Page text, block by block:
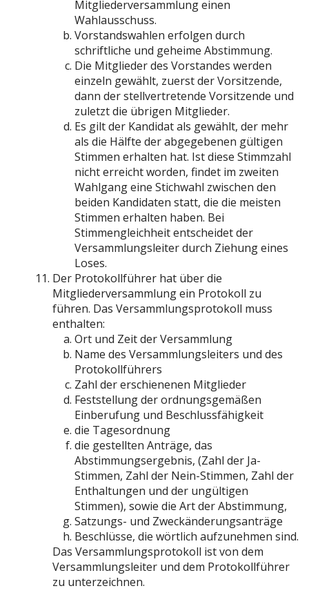
Mitgliederversammlung einen
Wahlausschuss.
Vorstandswahlen erfolgen durch
schriftliche und geheime Abstimmung.
Die Mitglieder des Vorstandes werden
einzeln gewählt, zuerst der Vorsitzende,
dann der stellvertretende Vorsitzende und
zuletzt die übrigen Mitglieder.
Es gilt der Kandidat als gewählt, der mehr
als die Hälfte der abgegebenen gültigen
Stimmen erhalten hat. Ist diese Stimmzahl
nicht erreicht worden, findet im zweiten
Wahlgang eine Stichwahl zwischen den
beiden Kandidaten statt, die die meisten
Stimmen erhalten haben. Bei
Stimmengleichheit entscheidet der
Versammlungsleiter durch Ziehung eines
Loses.
Der Protokollführer hat über die
Mitgliederversammlung ein Protokoll zu
führen. Das Versammlungsprotokoll muss
enthalten:
Ort und Zeit der Versammlung
Name des Versammlungsleiters und des
Protokollführers
Zahl der erschienenen Mitglieder
Feststellung der ordnungsgemäßen
Einberufung und Beschlussfähigkeit
die Tagesordnung
die gestellten Anträge, das
Abstimmungsergebnis, (Zahl der Ja-
Stimmen, Zahl der Nein-Stimmen, Zahl der
Enthaltungen und der ungültigen
Stimmen), sowie die Art der Abstimmung,
Satzungs- und Zweckänderungsanträge
Beschlüsse, die wörtlich aufzunehmen sind.
Das Versammlungsprotokoll ist von dem
Versammlungsleiter und dem Protokollführer
zu unterzeichnen.